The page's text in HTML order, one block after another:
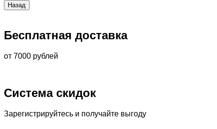
Бесплатная доставка
от 7000 рублей
Система скидок
Зарегистрируйтесь и получайте выгоду